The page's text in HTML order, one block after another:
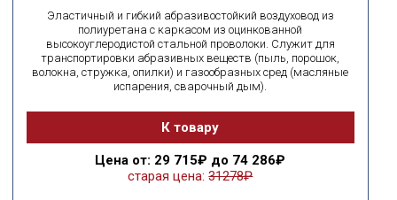
Эластичный и гибкий абразивостойкий воздуховод из
полиуретана с каркасом из оцинкованной
высокоуглеродистой стальной проволоки. Служит для
транспортировки абразивных веществ (пыль, порошок,
волокна, стружка, опилки) и газообразных сред (масляные
испарения, сварочный дым).
К товару
Цена от: 29 715₽ до 74 286₽
старая цена: 31278₽